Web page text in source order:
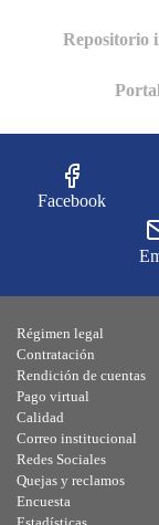
Repositorio
Facebook
Régimen legal
Contratación
Rendición de cuentas
Pago virtual
Calidad
Correo institucional
Redes Sociales
Quejas y reclamos
Encuesta